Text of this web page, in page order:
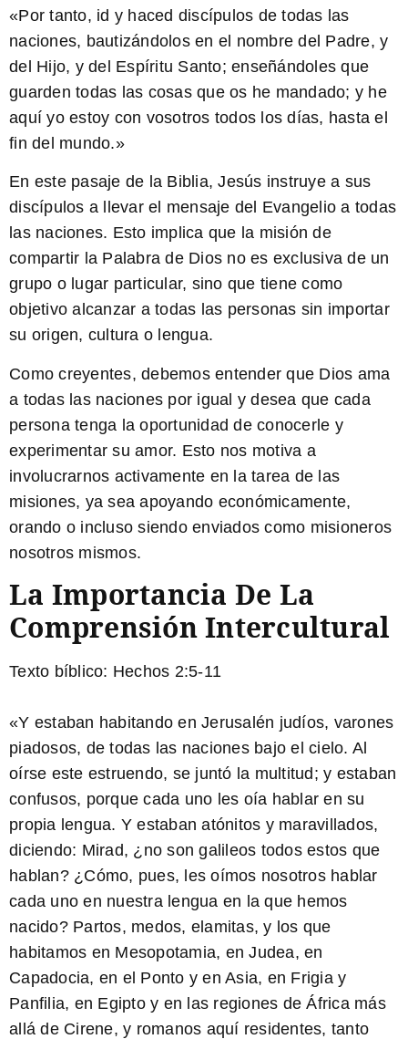
«Por tanto, id y haced discípulos de todas las
naciones, bautizándolos en el nombre del Padre, y
del Hijo, y del Espíritu Santo; enseñándoles que
guarden todas las cosas que os he mandado; y he
aquí yo estoy con vosotros todos los días, hasta el
fin del mundo.»
En este pasaje de la Biblia, Jesús instruye a sus
discípulos a llevar el mensaje del Evangelio a todas
las naciones. Esto implica que la misión de
compartir la Palabra de Dios no es exclusiva de un
grupo o lugar particular, sino que tiene como
objetivo alcanzar a todas las personas sin importar
su origen, cultura o lengua.
Como creyentes, debemos entender que Dios ama
a todas las naciones por igual y desea que cada
persona tenga la oportunidad de conocerle y
experimentar su amor. Esto nos motiva a
involucrarnos activamente en la tarea de las
misiones, ya sea apoyando económicamente,
orando o incluso siendo enviados como misioneros
nosotros mismos.
La Importancia De La
Comprensión Intercultural
Texto bíblico: Hechos 2:5-11
«Y estaban habitando en Jerusalén judíos, varones
piadosos, de todas las naciones bajo el cielo. Al
oírse este estruendo, se juntó la multitud; y estaban
confusos, porque cada uno les oía hablar en su
propia lengua. Y estaban atónitos y maravillados,
diciendo: Mirad, ¿no son galileos todos estos que
hablan? ¿Cómo, pues, les oímos nosotros hablar
cada uno en nuestra lengua en la que hemos
nacido? Partos, medos, elamitas, y los que
habitamos en Mesopotamia, en Judea, en
Capadocia, en el Ponto y en Asia, en Frigia y
Panfilia, en Egipto y en las regiones de África más
allá de Cirene, y romanos aquí residentes, tanto